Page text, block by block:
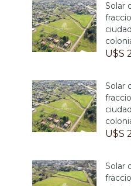
Solar
U$S
Solar
U$S
Solar